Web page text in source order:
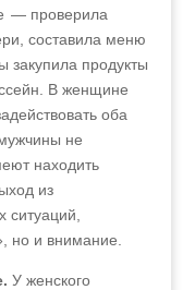
— проверила
составила меню
закупила продукты
В женщине
оба
не
находить
из
ситуаций,
но и внимание.
У женского